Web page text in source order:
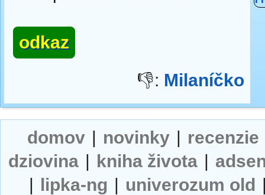
odkaz
👎: Milaníčko
domov | novinky | recenzie
dziovina | kniha života |
| lipka-ng | univerozum old